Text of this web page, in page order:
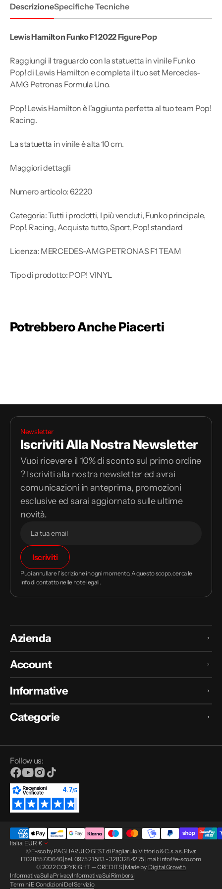
DescrizioneSpecifiche Tecniche
Lewis Hamilton Funko F1 2022 Figure Pop
Raggiungi il traguardo con la statuetta in vinile Funko
Pop! di Lewis Hamilton e completa il tuo set Mercedes-
AMG Petronas Formula Uno.
Pop! Lewis Hamilton è l'aggiunta perfetta al tuo team Pop!
Racing.
La statuetta in vinile è alta 10 cm.
Maggiori dettagli
Numero articolo: 62220
Categoria: Tutti i prodotti, I più venduti, Funko principale,
Pop!, Racing, Acquista tutto, Sport, Pop! standard
Licenza: MERCEDES-AMG PETRONAS F1 TEAM
Tipo di prodotto: POP! VINYL
Potrebbero Anche Piacerti
Newsletter
Iscriviti Alla Nostra Newsletter
Vuoi ricevere il 10% di sconto sul primo ordine
? Iscriviti alla nostra newsletter ed avrai
comunicazioni in anteprima, promozioni
esclusive ed sarai aggiornato sulle ultime
novità.
Il
tuo
indirizzo
email
Iscriviti
Puoi annullare l'iscrizione in ogni momento. A questo scopo, cerca le
info di contatto nelle note legali.
Azienda
Account
Informative
Categorie
Follow us:
Facebook
YouTube
Instagram
TikTok
Italia EUR €
Informativa Sulla PrivacyInformativa Sui Rimborsi
Termini E Condizioni Del Servizio
© E-sco by PAGLIARULO GEST di Pagliarulo Vittorio & C. s.a.s. P.Iva:
IT02855770646 | tel. 0975 21 583 - 328 328 42 75 | mail: info@e-sco.com
© 2022 COPYRIGHT — CREDITS | Made by Digital Growth